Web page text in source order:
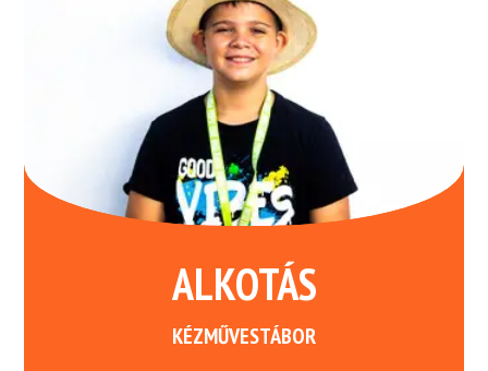
ALKOTÁS
KÉZMŰVESTÁBOR